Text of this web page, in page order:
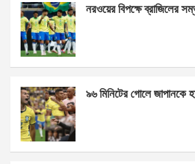
b
o
o
k
n
g
er
s
p
e
নরওয়ের বিপক্ষে ব্রাজিলের
৯৬ মিনিটের গোলে জাপানকে